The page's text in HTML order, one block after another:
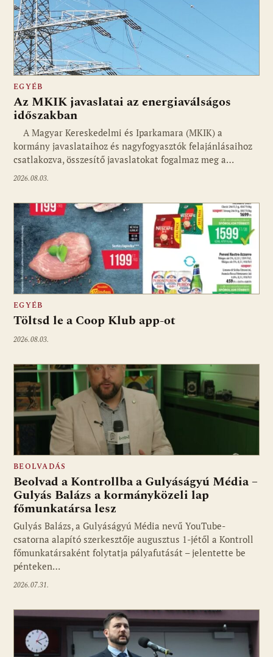
EGYÉB
Az MKIK javaslatai az energiaválságos
időszakban
A Magyar Kereskedelmi és Iparkamara (MKIK) a
kormány javaslataihoz és nagyfogyasztók felajánlásaihoz
csatlakozva, összesítő javaslatokat fogalmaz meg a…
2026.08.03.
EGYÉB
Töltsd le a Coop Klub app-ot
2026.08.03.
BEOLVADÁS
Beolvad a Kontrollba a Gulyáságyú Média –
Gulyás Balázs a kormányközeli lap
főmunkatársa lesz
Gulyás Balázs, a Gulyáságyú Média nevű YouTube-
csatorna alapító szerkesztője augusztus 1-jétől a Kontroll
főmunkatársaként folytatja pályafutását – jelentette be
pénteken…
2026.07.31.